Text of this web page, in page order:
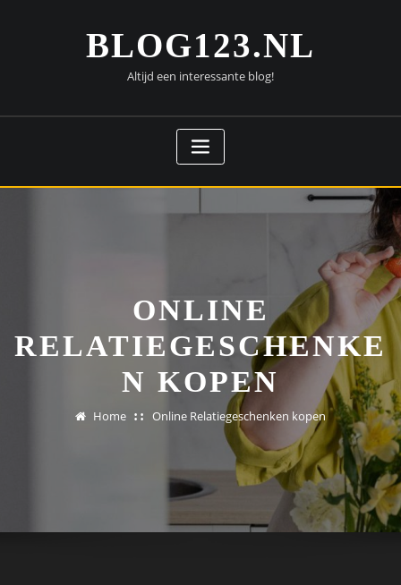
BLOG123.NL
Altijd een interessante blog!
ONLINE
RELATIEGESCHENKE
N KOPEN
Home Online Relatiegeschenken kopen